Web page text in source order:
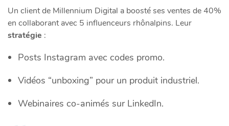
Un client de Millennium Digital a boosté ses ventes de 40%
en collaborant avec 5 influenceurs rhônalpins. Leur
stratégie :
Posts Instagram avec codes promo.
Vidéos “unboxing” pour un produit industriel.
Webinaires co-animés sur LinkedIn.